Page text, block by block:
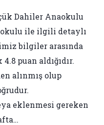
Dahiler Anaokulu
ile ilgili detaylı
bilgiler arasında
puan aldığıdır.
alınmış olup
eklenmesi gereken